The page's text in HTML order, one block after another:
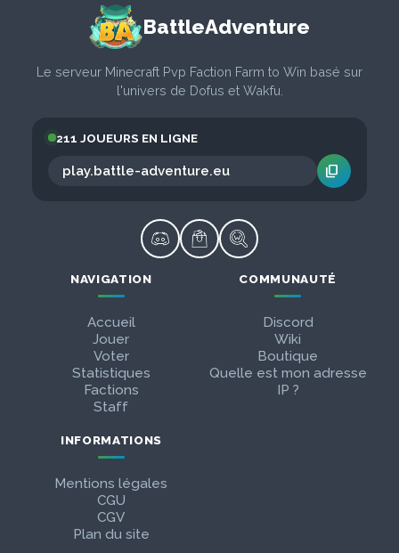
BattleAdventure
Le serveur Minecraft Pvp Faction Farm to Win basé sur
l'univers de Dofus et Wakfu.
211 JOUEURS EN LIGNE
content_copy
NAVIGATION
Accueil
Jouer
Voter
Statistiques
Factions
Staff
COMMUNAUTÉ
Discord
Wiki
Boutique
Quelle est mon adresse
IP ?
INFORMATIONS
Mentions légales
CGU
CGV
Plan du site